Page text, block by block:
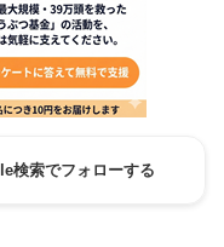
検索でフォローする